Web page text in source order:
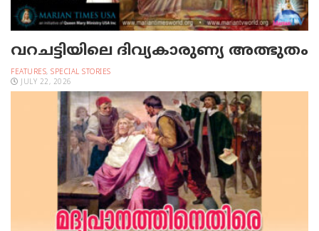
വറചട്ടിയിലെ ദിവ്യകാരുണ്യ അത്ഭുതം
FEATURES, SPECIAL STORIES
JULY 22, 2026